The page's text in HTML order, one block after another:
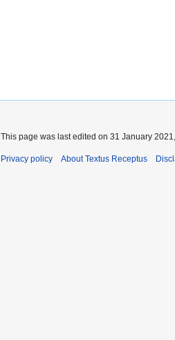
This page was last edited on 31 January
Privacy policy About Textus Receptus